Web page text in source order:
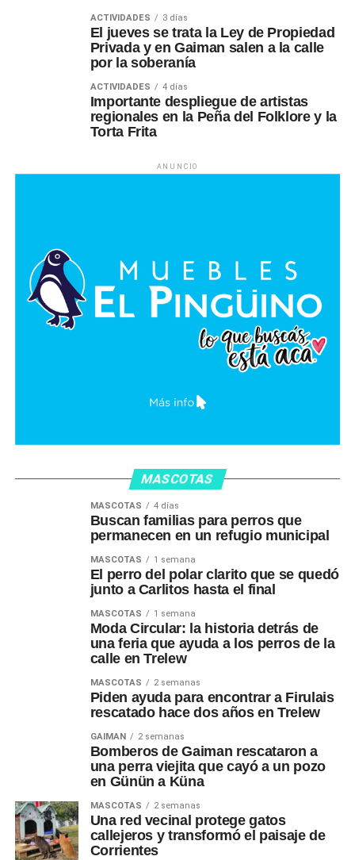
ACTIVIDADES 3 días
El jueves se trata la Ley de Propiedad
Privada y en Gaiman salen a la calle
por la soberanía
ACTIVIDADES 4 días
Importante despliegue de artistas
regionales en la Peña del Folklore y la
Torta Frita
ANUNCIO
MASCOTAS
MASCOTAS 4 días
Buscan familias para perros que
permanecen en un refugio municipal
MASCOTAS 1 semana
El perro del polar clarito que se quedó
junto a Carlitos hasta el final
MASCOTAS 1 semana
Moda Circular: la historia detrás de
una feria que ayuda a los perros de la
calle en Trelew
MASCOTAS 2 semanas
Piden ayuda para encontrar a Firulais
rescatado hace dos años en Trelew
GAIMAN 2 semanas
Bomberos de Gaiman rescataron a
una perra viejita que cayó a un pozo
en Günün a Küna
MASCOTAS 2 semanas
Una red vecinal protege gatos
callejeros y transformó el paisaje de
Corrientes